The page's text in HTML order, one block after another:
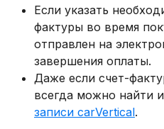
Если указать
фактуры во время
отправлен на
завершения оплаты.
Даже если счет-
всегда можно найти
записи carVertical.